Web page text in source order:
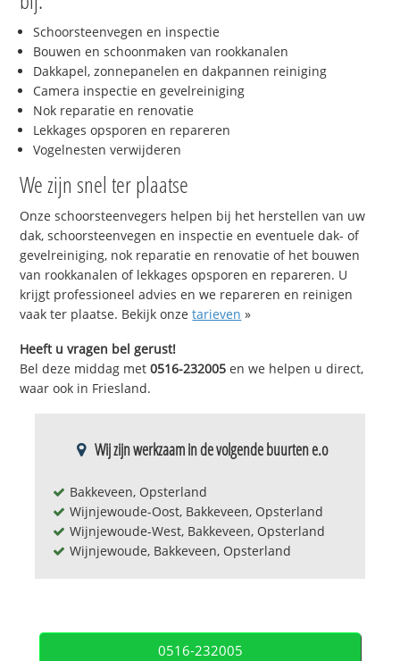
Schoorsteenvegen en inspectie
Bouwen en schoonmaken van rookkanalen
Dakkapel, zonnepanelen en dakpannen reiniging
Camera inspectie en gevelreiniging
Nok reparatie en renovatie
Lekkages opsporen en repareren
Vogelnesten verwijderen
We zijn snel ter plaatse
Onze schoorsteenvegers helpen bij het herstellen van uw
dak, schoorsteenvegen en inspectie en eventuele dak- of
gevelreiniging, nok reparatie en renovatie of het bouwen
van rookkanalen of lekkages opsporen en repareren. U
krijgt professioneel advies en we repareren en reinigen
vaak ter plaatse. Bekijk onzetarieven »
Heeft u vragen bel gerust!
Bel deze middag met0516-232005 en we helpen u direct,
waar ook in Friesland.
Wij zijn werkzaam in de volgende buurten e.o
Bakkeveen, Opsterland
Wijnjewoude-Oost, Bakkeveen, Opsterland
Wijnjewoude-West, Bakkeveen, Opsterland
Wijnjewoude, Bakkeveen, Opsterland
0516-232005